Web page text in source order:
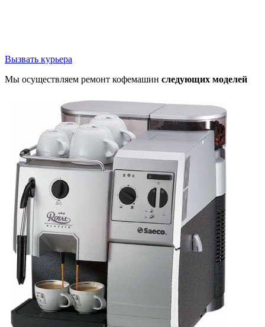
Вызвать курьера
Мы осуществляем ремонт кофемашин следующих моделей